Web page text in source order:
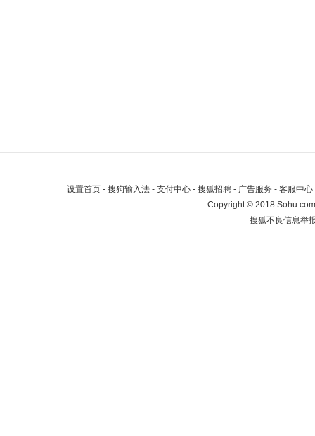
设置首页 - 搜狗输入法 - 支付中心 - 搜狐招聘 - 广告服务 - 客服中心
Copyright©2018
搜狐不良信息举